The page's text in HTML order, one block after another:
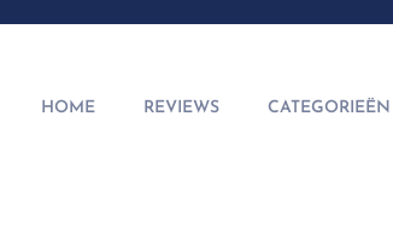
HOME REVIEWS CATEGORIEËN